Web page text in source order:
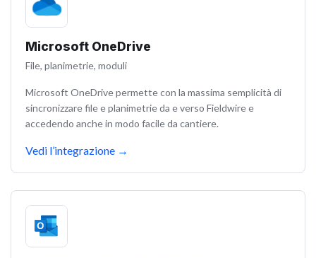
Microsoft OneDrive
File, planimetrie, moduli
Microsoft OneDrive permette con la massima semplicità di
sincronizzare file e planimetrie da e verso Fieldwire e
accedendo anche in modo facile da cantiere.
Vedi l’integrazione →